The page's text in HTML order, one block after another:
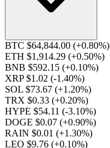
BTC $64,844.00 (+0.80%)
ETH $1,914.29 (+0.50%)
BNB $592.15 (+0.10%)
XRP $1.02 (-1.40%)
SOL $73.67 (+1.20%)
TRX $0.33 (+0.20%)
HYPE $54.11 (-3.10%)
DOGE $0.07 (+0.90%)
RAIN $0.01 (+1.30%)
LEO $9.76 (+0.10%)